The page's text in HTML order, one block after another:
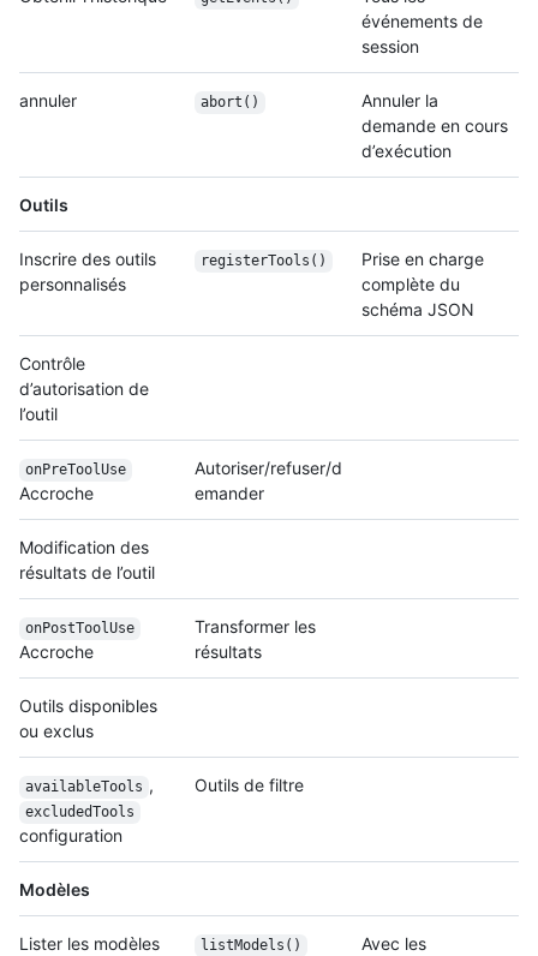
événements de
session
annuler abort()
Annuler la
demande en cours
d’exécution
Outils
Inscrire des outils
personnalisés
registerTools()
Prise en charge
complète du
schéma JSON
Contrôle
d’autorisation de
l’outil
onPreToolUse
Accroche
Autoriser/refuser/d
emander
Modification des
résultats de l’outil
onPostToolUse
Accroche
Transformer les
résultats
Outils disponibles
ou exclus
availableTools ,
excludedTools
configuration
Outils de filtre
Modèles
Lister les modèles listModels()
Avec les